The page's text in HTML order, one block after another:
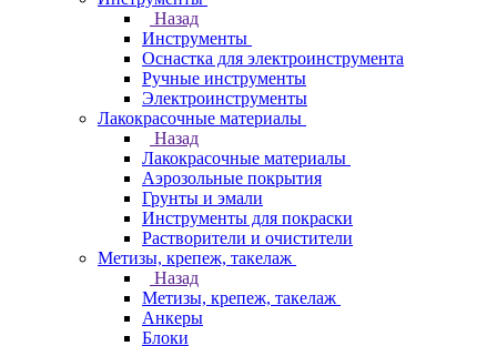
Назад
Инструменты
Оснастка для электроинструмента
Ручные инструменты
Электроинструменты
Лакокрасочные материалы
Назад
Лакокрасочные материалы
Аэрозольные покрытия
Грунты и эмали
Инструменты для покраски
Растворители и очистители
Метизы, крепеж, такелаж
Назад
Метизы, крепеж, такелаж
Анкеры
Блоки